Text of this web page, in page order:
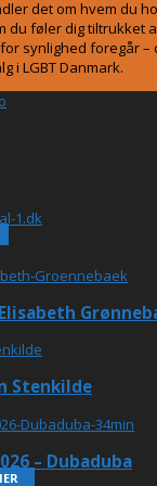
det om hvem du
du føler dig tiltrukket
synlighed foregår
i LGBT Danmark.
1.dk
Stenkilde
– Dubaduba